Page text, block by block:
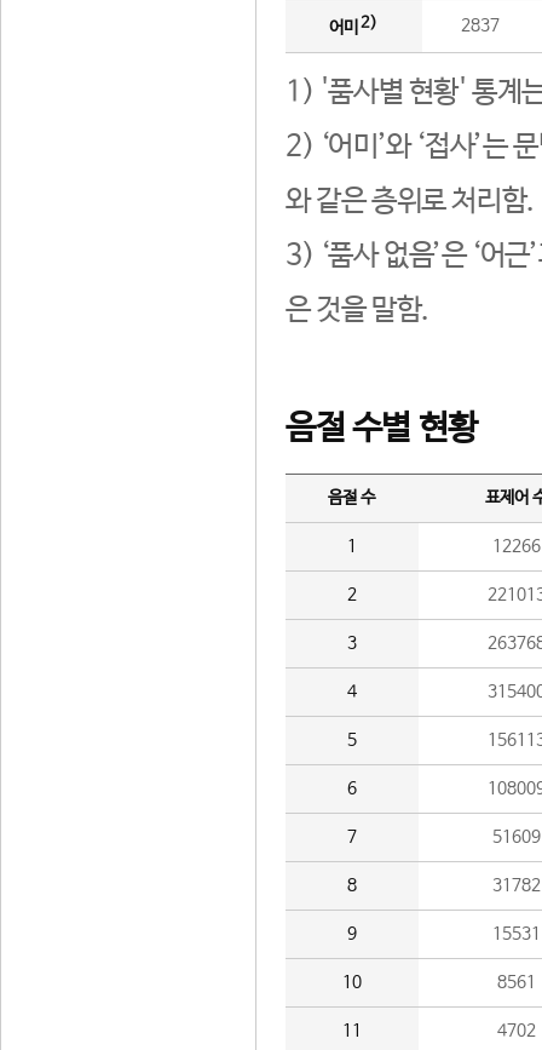
어미 2) 2837
1) '품사별 현황' 통계
2) ‘어미’와 ‘접사’는
와 같은 층위로 처리함.
3) ‘품사 없음’은 ‘어
은 것을 말함.
음절 수별 현황
음절 수 표제어
1 12266
2
3
4
5
6
7 51609
8 31782
9 15531
10 8561
11 4702